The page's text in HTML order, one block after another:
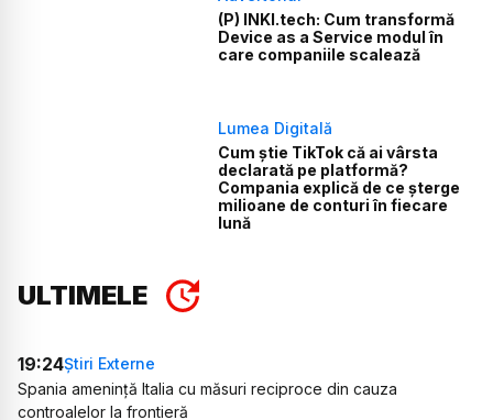
(P) INKI.tech: Cum transformă
Device as a Service modul în
care companiile scalează
Lumea Digitală
Cum știe TikTok că ai vârsta
declarată pe platformă?
Compania explică de ce șterge
milioane de conturi în fiecare
lună
ULTIMELE
19:24Știri Externe
Spania amenință Italia cu măsuri reciproce din cauza
controalelor la frontieră